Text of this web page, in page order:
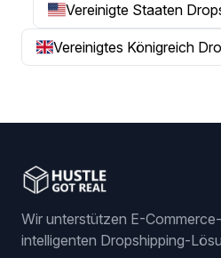
Vereinigte Staaten
Vereinigtes Königreich
Wir unterstützen E-
intelligenten Dropshipping-